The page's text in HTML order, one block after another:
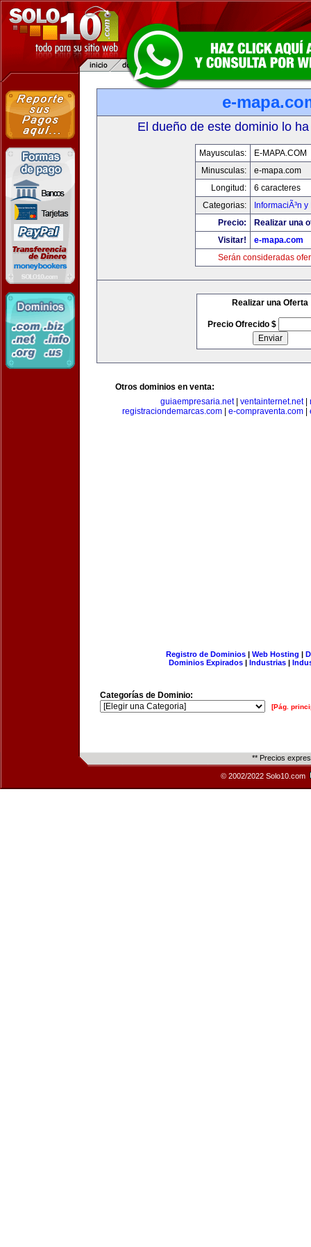
e-
El dueño de este dominio lo
Mayusculas:
E-MAPA.COM
Minusculas:
e-mapa.com
Longitud:
6 caracteres
Categorias:
InformaciÃ³n
Precio:
Realizar una
Visitar!
e-mapa.com
Serán consideradas
Realizar una Oferta
Precio Ofrecido $
Otros dominios en venta:
guiaempresaria.net| ventainternet.net|
registraciondemarcas.com| e-compraventa.com|
Registro de Dominios| Web Hosting |
Dominios Expirados | Industrias |
Categorías de Dominio:
[Pág.
** Precios
© 2002/2022 Solo10.com